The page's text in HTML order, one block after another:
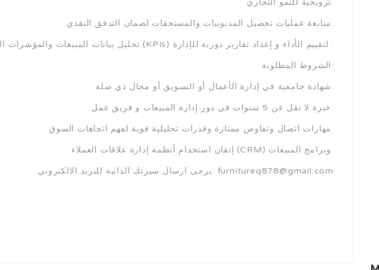
ترويجية للنمو التجاري.
متابعة عمليات تحصيل المديونيات والمستحقات لضمان التدفق النقدي.
تحليل بيانات المبيعات والمؤشرات الرئيسية (KPIs) لتقييم الأداء و إعداد تقارير دورية للإدارة .
الشروط المطلوبة:
شهادة جامعية في إدارة الأعمال أو التسويق أو مجال ذي صلة.
خبرة لا تقل عن 5 سنوات في دور إدارة المبيعات و فريق عمل.
مهارات اتصال وتفاوض ممتازة وقدرات تحليلية قوية لفهم اتجاهات السوق.
إتقان استخدام أنظمة إدارة علاقات العملاء (CRM) وبرامج المبيعات.
يرجى ارسال سيرتك الذاتية للبريد الالكتروني: furnitureq878@gmail.com